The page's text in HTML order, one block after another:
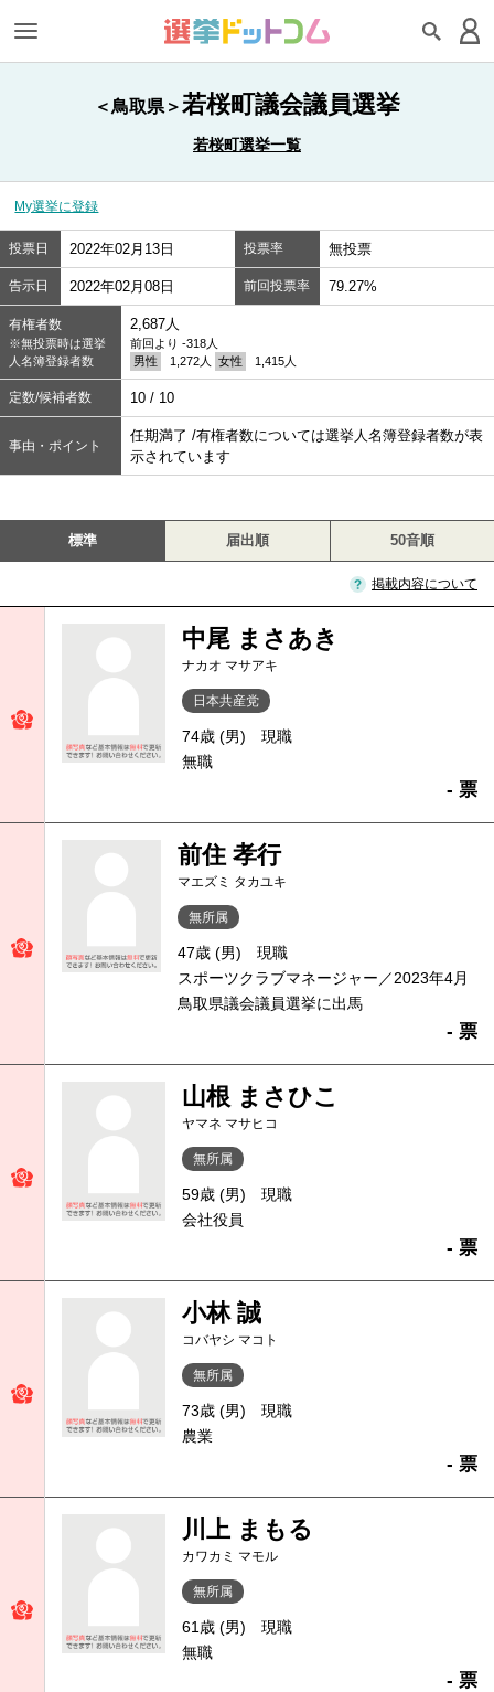
＜鳥取県＞若桜町議会議員選挙
若桜町選挙一覧
My選挙に登録
投票日 2022年02月13日 投票率 無投票
告示日 2022年02月08日 前回投票率 79.27%
有権者数
※無投票時は選挙
人名簿登録者数
2,687人
前回より -318人
男性
1,272人 女性 1,415人
定数/候補者数 10 / 10
事由・ポイント
任期満了 /有権者数については選挙人名簿登録者数が表
示されています
標準 届出順 50音順
掲載内容について
中尾 まさあき
ナカオ マサアキ
日本共産党
74歳 (男)
現職
無職
- 票
前住 孝行
マエズミ タカユキ
無所属
47歳 (男)
現職
スポーツクラブマネージャー／2023年4月
鳥取県議会議員選挙に出馬
- 票
山根 まさひこ
ヤマネ マサヒコ
無所属
59歳 (男)
現職
会社役員
- 票
小林 誠
コバヤシ マコト
無所属
73歳 (男)
現職
農業
- 票
川上 まもる
カワカミ マモル
無所属
61歳 (男)
現職
無職
- 票